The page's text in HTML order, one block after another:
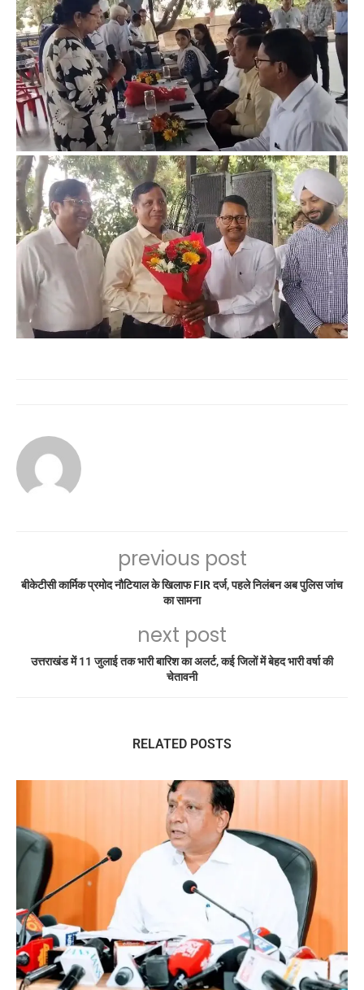
previous post
बीकेटीसी कार्मिक प्रमोद नौटियाल के खिलाफ FIR दर्ज, पहले निलंबन अब पुलिस जांच
का सामना
next post
उत्तराखंड में 11 जुलाई तक भारी बारिश का अलर्ट, कई जिलों में बेहद भारी वर्षा की
चेतावनी
RELATED POSTS